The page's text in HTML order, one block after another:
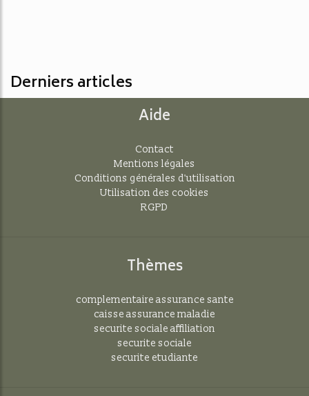
Derniers articles
Aide
Contact
Mentions légales
Conditions générales d'utilisation
Utilisation des cookies
RGPD
Thèmes
complementaire assurance sante
caisse assurance maladie
securite sociale affiliation
securite sociale
securite etudiante